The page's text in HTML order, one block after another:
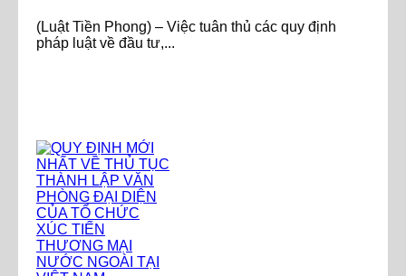
(Luật Tiền Phong) – Việc tuân thủ các quy định
pháp luật về đầu tư,...